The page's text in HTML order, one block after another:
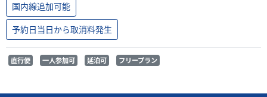
国内線追加可能
予約日当日から取消料発生
直行便 一人参加可 延泊可 フリープラン